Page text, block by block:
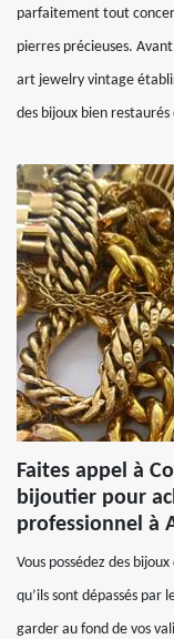
parfaitement tout
pierres précieuses.
art jewelry vintage
des bijoux bien
Faites appel à
bijoutier pour
professionnel à
Vous possédez des
qu’ils sont dépassés par
garder au fond de vos